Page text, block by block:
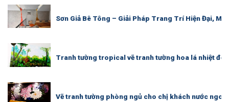
Sơn Giả Bê Tông – Giải Pháp Trang Trí Hiện Đại,
Tranh tường tropical vẽ tranh tường hoa lá nhiệt đới
Vẽ tranh tường phòng ngủ cho chị khách nước